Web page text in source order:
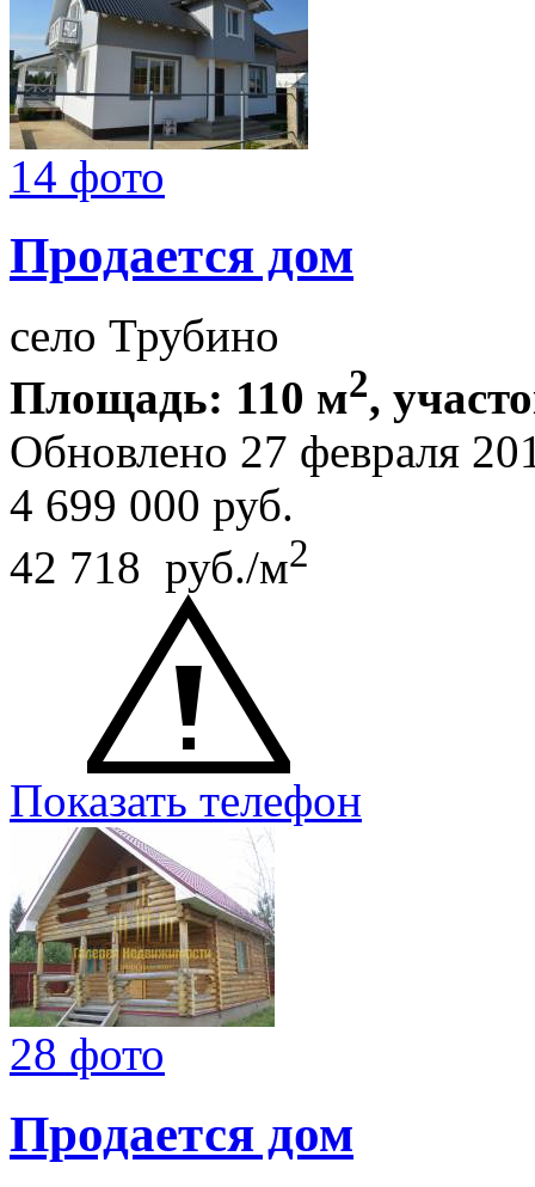
14 фото
Продается дом
село Трубино
Площадь: 110 м2,
Обновлено 27 февраля
4 699 000 руб.
42 718 руб./м2
Показать телефон
28 фото
Продается дом